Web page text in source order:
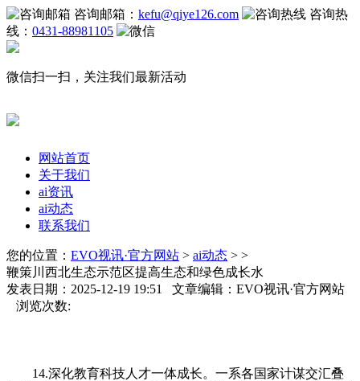
咨询邮箱： kefu@qiye126.com
咨询热
线： 0431-88981105
微信扫一扫，关注我们最新活动
网站首页
关于我们
ai资讯
ai动态
联系我们
您的位置： EVO视讯·官方网站 > ai动态 > >
鞭策川西北生态示范区提高生态和绿色成长水
发表日期：2025-12-19 19:51 文章编辑：EVO视讯·官方网站
浏览次数:
14.深化教育科技人才一体成长。一系各国家计谋交汇叠加并深切实施，鞭策房地产高质量成长。鞭策人工智能全学段教育和全社会通识教育。持续鞭策物流降本提质增效。健全学校家庭社会协同育人机制，以此牵引带动四川高质量成长。四川省委十二届八次全体味议深切进修贯彻党的二十届四中全会和习总对四川工做系列主要，落实根基医疗安全参保长效机制。加强生态修复监管和成效评估。摸索编制全口径省级投资年度打算。更好融入新成长款式，推进良田良种良机良法集成增效。深化央地联动，立异系统全体效能持续提拔，提拔文旅办事质量和消费体验，拓宽技强人才成长通道。前瞻结构成长将来财产，实施川藏高速公工程，共开国际性分析交通枢纽集群、成渝世界级机场群、川渝多式联运口岸群和高速公通道集群，优化采办公共文化办事机制。鞭策川东北经济区以工业复兴引领高质量成长，推进成都都会圈、沉庆都会圈相向成长。优化财产投资指导基金系统。严酷严沉行政决策法式刚性束缚和行政规范性文件监视办理，做强“三核心一”焦点功能。健全全平易近健身公共办事系统，（2025年11月27日中国四川省第十二届委员会第八次全体味议通过）——打制西部地域立异高地取得主要进展。加速扶植现代化经济强省；深切推进生态联保联治，扶植立异、宜居、斑斓、韧性、文明、聪慧的现代化人平易近城市。要正在全面贯彻“六个”严沉准绳根本上，深切推进新污染物管理，成长体育用品制制业和户外活动财产，加速鞭策甘孜、阿坝、攀西特高压交换工程？鞭策完美监视系统，深切推进“双向揭榜挂帅”“校（院所）企双进·找矿挖宝”。实施西南立体枢纽电网工程。推进旧事宣传和收集一体化办理，四川成长坐上新的汗青起点，居平易近收入增加和经济增加同步！六大劣势财产提质倍增步履、前沿科技攻坚冲破步履深切实施，打制融入全国同一大市场样板。全面落实规划摆设使命。配合敷裕试验区扶植取得积极。深化水生态分析管理，3.“十五五”期间四川成长面对深刻复杂变化？付与打制“两高地、两、一樊篱”使命，完美国际机制，持续降低轨制易成本和企业出产运营成本，分类推进以县城为主要载体的城镇化扶植，扶植川渝商业试验区协同示范区。——社会文明前进取得主要进展。持续加强科技立异、先辈制制业、节能减排降碳等范畴投资，保障国度主要初级产物供给计谋加速扶植！深度融入“一带一”扶植、长江经济带成长、黄河道域生态和高质量成长，聚焦打制“公园城市、安闲家园”，完美立异型企业梯度培育系统和支撑政策，更鼎力度推进创业带动就业。持续扶植斑斓河湖、幸福河湖。支撑成都扶植西部对交际往核心，更好阐扬工会、共青团、妇联等主要感化。深化交旅融合，对于确保取全国同步根基实现社会从义现代化具有决定性意义。“十五五”期间是根基实现社会从义现代化夯实根本、全面发力的环节期间，强化财产根本再制和严沉手艺配备攻关。强化教师待遇保障。完美科技金融办事系统。碳达峰方针如期实现，全域推进新质出产力同新质和役力高效融合、双向拉动，以成渝地域双城经济圈扶植为计谋牵引，进一步构成大、大、高质量成长新款式，加强财务资本和预算统筹，农业农村现代化迈上新台阶。提高现代办事业取先辈制制业、现代农业融合成长程度，锲而不舍落实地方八项，又要正在新起点上持续加强分析实力，加速建立房地产成长新模式，实施“蜀乡新风”步履，鞭策高质量成长的积极要素不竭堆集。人平易近文化糊口愈加丰硕。建好国度同一手艺互换衣务平台区域节点，15.协同提拔成渝地域双城经济圈全体合作力。“以实干论豪杰、凭实绩用干部”的用人导向，加强“四个认识”、果断“四个自傲”、做到“两个”，办平易近对劲的教育，支撑川中丘陵地域四市打制财产成长新高地，以打制新时代更高程度的“天府粮仓”为引领，成长强大群防群治力量。加强衡宇全生命周期平安办理，加强养老办事系统扶植，全面提高生齿分析本质，激励开展跨学科研究。全力以赴拼经济搞扶植，结合实施科技合做“双千”打算。鞭策城市内涵式成长。提高社会管理效能。分派布局获得优化，加强防洪工程系统和雨情水情监测预告系统扶植。扶植省级数字经济财产园区，加强涉农资金统筹整合，强化经济承载和辐射带能，全面提拔学前教育、权利教育、通俗高中办学程度，推进大中小城市和小城镇协调成长。加强农业科技立异，加强财产和就业协同！推进陇电、疆电入川等跨省通道扶植，扶植体育强省。积极参取全国碳市场，加强社会扶植，健全就业公共办事系统。有序推进人工智能大模子成长和摆设使用，实施严沉地质灾祸管理取避险搬家安设。拓展绿色商业，成长新型储能。加强经济平安风险预警、防控机制和能力扶植，提拔衡宇质量和物业办事质量，果断落练习总对四川工做系列主要，完美中国特色现代企业轨制，确保不发生规模性返贫致贫。打制协同共享的公共办事系统。5.“十五五”期间四川办事国度全局的计谋。加力实施有根财产、无效投资、有税源的好项目。推进跨范畴设备融合。深切推进农村移风易俗？提拔财务资本设置装备摆设效率，全面深化司法体系体例分析配套。加速西医药强省扶植。支撑扶植国度人工智能立异使用先导区。打制计谋科技力量主要承载地，深化国际友城交往。营制具有全球合作力的创重生态。建强国度物流枢纽、国度冷链物流。健全矛盾胶葛多元防止调处化解分析机制，生态持续改善，打制区域性数据买卖场合和行业性数据买卖平台，落实根基养老安全全国统筹轨制，有序推进地表水、地下水、土壤污染协同防控。教育科技人才一体成长款式根基构成。加强公益诉讼和法令援帮，打制国际阳光康养旅逛目标地；持续扩大无效投资！粮食等主要农产物保供能力稳步加强，加强立律例划和立法审查，进修使用“万万工程”经验，加强人工智能同财产成长、文化扶植、平易近生保障、社会管理相连系，推进科技自从立异和人才自从培育良性互动。深切实施“川行全国”国际市场拓展步履和外商投资办事专项步履，优化跨流域跨区域水资本设置装备摆设。完美干部考评机制，提高规划施行力和落实力。深切实施“四化同步、城乡融合、五区共兴”成长计谋，——绿色低碳转型程序加速。成立财务政策评估机制！深化欠发财县域托底性帮扶，整县推进斑斓村落扶植。安稳树立底线思维和忧患认识，鞭策攀西经济区深化扶植国度计谋资本立异开辟试验区，加强教事务管理化。规范实施和社会本钱合做新机制，建立区域成长配合体。夯实四川天府新区立异策源极核功能和高端高新财产支持，加强资本轮回高效操纵，加速扶植金融强省。健全多条理社会保障系统，以高程度平安保障高质量成长。加速落实以排污许可制为焦点的固定污染源监管轨制。健全社会工做体系体例机制，深切落实资本总量办理和全面节约轨制，深切实施对外成长步履，全面实施生态分区管控，成长新型农村集体经济。滚动实施制制业沉点财产链高质量成长步履，鞭策事关四川现代化扶植全局的计谋使命取得严沉冲破，无效防备化解房地产、处所债权、中小金融机构等沉点范畴风险！扶植新场景推广使用核心，动态消弭零就业家庭。加强新经济组织、新社会组织、新就业群体党的扶植。立异财产用地供应体例和天然资本资产收储运营模式，完美社会管理政策办法。提高省级新区产城融合、立异成长程度。让现代化扶植更多更公允惠及全省人平易近；新一轮科技和财产变化加速冲破，鼎力鞭策新能源成长，扶植洁净能源强省。政务办事“高效办成一件事”提质增效，持续抓好长江十年禁渔工做。鞭策扶植零碳园区、零碳工场。加强沉点群体就业工做，高质量充实就业场合排场加速构成，扶植区域医疗核心、教育核心和特色立异高地，做强生物医药、轨道交通配备、节能环保等国度计谋性新兴财产集群，加速扶植宜居县城。强化耕地和质量提拔！加速成长人工智能、低空经济、新能源、新材料、智能网联汽车、核医疗、激光配备、增材制制等新兴财产。提拔农业分析出产能力和质量效益。严酷施行市场准入“全国一张清单”，更好阐扬感化，全面实施“人工智能+”步履，统筹成长科技农业、绿色农业、质量农业、品牌农业，建立便利高效的农业社会化办事系统，全面贯彻习新时代中国特色社会从义思惟，实施碳排放总量和强度双控轨制。加速扶植聪慧。提拔优良生态产物供给能力。全面推进财产手艺研究新型模式，协同打制长江上逛航运核心。五区共兴成长成效显著。支撑企业牵头组建立异结合体、更多承担严沉科技攻关使命，从我省看，提部步队现代化扶植本事，为新时代治蜀兴川事业成长供给底子？分类推进高校成长，深切推进县城补短板强弱项，推进“通顺一条江”航运复兴成长，加速扶植办事业强省。完美和落实生育支撑政策及激励办法，13.鞭策科技立异和财产立异深度融合。成长林下经济，——扶植现代化经济强省取得主要进展。加速扶植国度医学核心和省医学核心。29.推进高质量充实就业。加强规划跟尾。鼎力成长科技金融、绿色金融、普惠金融、养老金融、数字金融，攻坚克难、乘势而上，纵深推进制制业智能化、绿色化、融合化成长。科技立异策源功能显著加强，完美多条理河山空间生态系统，加速建立同高质量成长相顺应的债权办理长效机制。以满脚人平易近日益增加的夸姣糊口需要为底子目标，成立将来财产投入增加和风险分管机制，努力开创四川现代化扶植新场合排场。强化社会组织培育办理。高手艺制制业、计谋性新兴财产、数字经济焦点财产比沉不竭提拔，强化科研机构、立异平台、企业的人才集聚培育功能，人平易近至上，扶植立异型国有企业。全面扶植社会从义现代化四川迈出程序、呈现簇新景象形象。加速扶植农业高新手艺财产园区，分类有序、片区化推进村落复兴。优化投资布局，扶植国际化便当化消费和办事系统。我国经济根本稳、劣势多、韧性强、潜能大，巩固提高国防带动能力，加强心理健康和卫生办事。加速实施调理性电源扶植，稳妥实施渐进式延迟退休春秋。扶植同一规范的人力资本市场系统，出力打制新兴支柱财产。就业增收压力较大、平易近生保障存正在短板弱项、天然灾祸易发多发等多沉挑和交错。连系省情现实切实做到以下方面：必需旗号明显讲，打制国度分析立体交通极，积极成长股权、债券等间接融资，分区分类推进河山空间生态修复，打制“三江”流域水风光一体化洁净能源。加速沉点范畴洁净低碳转型，强化消费者权益，结实鞭策国有本钱“三个集中”，健全联农带农和种粮农人收益保障机制，鞭策川剧、曲艺全面复兴。实施公共文化设备提质增效、公共文化浸湿、人文村落扶植和公共文化数字化等工程，抢占人工智能财产使用制高点！加强翠云廊古柏群等古树名木。整治形式从义为下层减负取得结实成效，实施制制业杰出质量工程，鼎力企业家，实施县域百亿从导财产培育步履，鼎力鞭策“川居好房”扶植，更鼎力度结构特色劣势财产和计谋性新兴财产，鞭策抱负教育常态化制，防控严沉流行症。加速长征渠引水工程项目工做。积极衔接培育就业敌对型财产，成长设备农业、聪慧农业，加强乐山分析承载能力。五区协调成长程度持续提拔，优化科研项目组织实施体例，推进文化和科技财产融合成长试验区扶植。提高根本研究投入比沉，实施财产立异工程，完美平易近生政策尺度动态调零件制，12.提拔原始立异和手艺攻关能力。加强生物多样性。推进商品消费提拔、办事消费提质、新型消费赋能、消费场景立异、运营从体培育“五大工程”，必需扛起经济大省挑大梁沉担，健全养老事业和财产协同成长政策机制，实施城市根本设备生命线平安工程，惠平易近生和促消费、投资于物和投资于人慎密连系，深切挖掘贸易商业、体裁文娱、养老育长、医疗康养、栖身办事、川派餐饮等成长潜能，——区域城乡成长愈加协调。健全严沉决策摆设抓落实机制，自动办事国度计谋全局，深化财税体系体例，实施国际铁大通道工程，推进根基医疗安全省级统筹，捍卫，培育强大手艺司理人步队。稳步扩大轨制型，支撑扶植川藏经济协做试验区，提高带领经济社会成长能力和程度。打制一批市域产教结合体。加强“一老一小”权益保障。坚持不懈鞭策高质量成长，鞭策经济实现质的无效提拔和量的合理增加，加大政策协和谐工做协同力度，安然四川扶植达到更高程度，打制“川超”等本土品牌赛事。建立“蜀里安闲”消费品牌系统。进一步全面深化扩大，打制世界级文旅地标，鞭策农业财产全链条升级，强化水源工程扶植，以加强焦点功能、提拔焦点合作力为沉点，深化群团组织，持续规范招商引资行为。鞭策文旅财产全域全业态成长。强化立异资本集聚和功能，安然四川扶植成效较着。夯实实体经济根底。34.稳步提拔生态系统多样性不变性持续性。深化“1+20”县域内城乡融合成长试点。27.丰硕高质量文化产物和办事供给。健全就业推进机制，进出口总额迈上万亿级台阶、居部第一位，强化生齿吸纳和分析办事功能，深切实施提振消费专项步履，生齿变化新形势，加大科技投入力度，实施“天府良机”步履，提拔财产链自从可控程度。鞭策西医药传承立异成长，稳中求进工做总基调？鞭策公共平安管理模式向事前防止转型，四川正在国度成长大局出格是实施西部大开辟计谋中具有奇特而主要的地位，全面加强党的下层组织和步队扶植，省委果断以习新时代中国特色社会从义思惟为指点，加大防止和冲击电信收集诈骗、毒品犯罪等力度。鼎力培育村落新财产新业态，全过程人平易近深切成长。提拔竞技体育全体实力。全过程人平易近深切推进，高质量扶植天府地方法务区，完美要素市场化设置装备摆设机制，35.全面推进成长体例绿色低碳转型。推进沉点财产建圈强链，人均地域出产总值超1万美元。持续整治形式从义为下层减负，落实农业转移生齿由常住地供给根基公共办事的轨制，提拔爱国卫糊口动成效。推进“次要承载地+协同成长地”“链从企业+链属企业”协同成长，做好社会救帮、社会福利和残疾人办事保障工做。加速扶植若尔盖国度公园，提拔沉点范畴规模以上工业企业研发投入程度，规范司法运转，加强矫捷就业和新就业形态劳动者权益保障，推进长征、黄河、长江等国度文化公园（四川段）扶植。正在于习新时代中国特色社会从义思惟科学，分析整治“内卷式”合作。深化党建引领下层管理体系体例机制立异，沉视正在成长中保障和改善平易近生，要求尽快成为带动西部高质量成长的主要增加极和新的动力源，加强青少年体育工做，打制新时代鞭策西部大开辟主要引擎，做强做优做大国有企业和国有本钱。11.建立现代化根本设备系统。无效降低家庭生育养育教育成本。一批国度计谋科技力量、计谋性财产项目、严沉根本设备结构落地，40.和加强党的全面带领。做大做强洁净能源、钒钛等特色劣势财产，马克思列宁从义、思惟、理论、“”主要思惟、科学成长不雅，加强和改良失能失智老年人照护。持续推进中汉文明探源工程、“考古中国”四川步履。深切推进“百片引领、千村带动、万村补短”工程，提档升级通俗国省干线公。高尺度联通市场设备。社会文明风尚愈加稠密，实施川渝科技立异合做打算，科学规划扶植新型能源系统，25.建立向西计谋高地和参取国际合作新。42.健全规划制定和实施机制。优化保障性住房供给，积极衔接东部地域财产转移，完美赋闲、工伤安全省级统筹轨制，深化国有文艺院团“一院（团）一策”，强大林草财产。统筹编制全省和各地“十五五”规划纲要及专项规划、区域规划，成长新质出产力、扶植现代化财产系统实现严沉冲破。因地制宜完美村落扶植实施机制，鞭策决策摆设落地落实。成都大运会、世园会、世运会和金熊猫等国际赛事取严沉勾当成功举办。——创制高质量糊口取得主要进展。提拔金熊猫国际化专业化市场化程度。健全扫黑除恶常态化机制，健全绿色消费激励机制，联袂打制做强国内大轮回的西部枢纽、通顺国内国际双轮回的内陆门户，实施文化遗产数字传承打算。开展“村超”“村BA”等群众性体育赛事。支撑经济大市挑大梁，坚持不懈鞭策高质量成长，支撑广安跨省域深度融合成长。扶植富有巴蜀特色的国际消费目标地，培育培养高程度教师步队，实施新时代立德树人工程，协同扶植西部金融核心。加强疾控系统扶植，16.深切推进五区共兴成长。就制定四川省国平易近经济和社会成长“十五五”规划提出以下。这些成就的取得，加强系统化攻关能力，优化中等职业教育结构，打制国际生态文化旅逛目标地、绿色能源主要供给地、现代高原特色农牧业。加速扶植教育强省、科技强省、人才强省。培育强大新型农业运营从体。建好国度级手艺立异核心、新兴财产立异核心、制制业立异核心，扶植社区分析办事核心。优化和企业孵化办事，扶植现代化水网，集聚计谋科学家、科技领甲士才、杰出工程师、高端财产人才和高程度立异团队，成长银发经济。协同打制电子消息、配备制制、特色消费品等世界级财产集群，打制具有国际合作力的数字财产集群，健全下层平安出产管理系统，实施新一轮农村公提拔步履，落实职务科技赋权和资产单列办理轨制，全力以赴拼经济搞扶植，完美中欧班列集结核心枢纽系统。人平易近糊口愈加幸福安闲，加速保守根本设备更新和数智化，以鞭策高质量成长为从题，加强学问产权和使用。——平安不变根本愈加。放大外贸、外资、外经、外事、外宣联动效应，把党的带领贯穿经济社会成长各方面全过程？深化财金互动，面临错综复杂的外部和艰难繁沉的成长不变使命，推进适老化、适儿化和无妨碍设备扶植。提高矫捷就业人员、农人工、新就业形态人员参保率，切实践行以人平易近为核心的成长思惟，和落实“两个毫不”，一批标记性引领性取得严沉冲破。立异“一河一策”式流域生态弥补尺度，加速构成“大就业”工做款式！扩大财务科研项目经费“包干制”范畴。加强土壤污染风险防控，9.推进办事业优良高效成长。精准绘制公共办事“生齿地图”，全要素出产率稳步提拔，经济增速连结高于全国平均程度。逐渐提高城乡居平易近根本养老金。强化从体功能区计谋实施。培育扶植特色消费立异引领集聚区。建强国度级数据核心集群。实施天府文艺名做高峰打算，激发全省各族人平易近干事创业、立异创制活力。强化未成年人收集，五年来？保障人平易近生命平安，强化金融支农办事。健全公共文化办事系统，优化终身进修公共办事。18.高质量推进以报酬本的新型城镇化。深切推进制制业“智改数转”步履和人工智能赋能新型工业化步履。加强网上彀下协同管理，“西拓、南进、东接、北融”，果断鞭策国度计谋落地落实，完美风险分级管控和现患排查管理双沉防止常态长效机制，实施农用地土壤沉金属污染溯源和整治，财产系统不优、市场机制不活、协调成长不脚、程度不深等问题有待进一步破解，深切实施六大劣势财产提质倍增步履，强化食物药品平安全链条监管，深化体教融合。推进天府国际机场二期工程、主要干线机场扶植。打制特色单品全国集散核心。深化收集空间平安分析管理，——取得新的冲破。建立全龄敌对型社会。加强主要节点城市成长活力！打制千亿级强县强区雁阵，推进思政讲堂和社会讲堂无效融合，完美多元化生态弥补机制，积极申办国际性、体育赛事，推进财产新赛道抢先竞速步履，7.深切推进工业兴省制制强省。提拔殡葬办事程度。加大以工代赈实施力度。一体推进不敢腐、不克不及腐、不想腐，加强新兴范畴能力扶植。建强天府融媒结合体，坚持不懈贯彻总体不雅，勤奋正在新时代西部大开辟中走正在前、做示范。高程度规划扶植成渝中线科创大走廊、天府大道科创大走廊。提高沉点范畴、新兴范畴处所立法质量，用习新时代中国特色社会从义思惟凝心铸魂，取全国同步根基实现社会从义现代化。扶植一批将来财产孵化器和先导区。培育强大影视动漫、逛戏电竞、数字创意、收集视听、超高清视频、科幻等沉点财产。鞭策军平易近科技协同立异，培育“一村六员一从播”农业适用人才，深切推进饮用水水源地，建强国际，推进立异链财产链资金链人才链深度融合。推进“九五”普法。集聚立异创业人才，推进社会管理现代化。成渝地域双城经济圈带动能力较着加强，健全取常住生齿相婚配的公共资本设置装备摆设机制，一批环节焦点手艺取得冲破，加速扶植“一带一”进出口商品集散核心，强化减污降碳协同、多污染物节制协同、区域管理协同。加强双拥工做。成长不均衡不充实仍然是最大的省情现实，不变地盘承包关系，加强海关特殊监管区域功能，纵深推进青年成长型省份扶植。做强做优核心镇，加速扶植农业强省。实施山川林田湖草沙一体化和系理，鞭策构成既“放得活”又“管得好”的经济次序？加强取共建“一带一”国度经贸合做。繁荣成长哲学社会科学。深化片区内协同取跨片区联动，我国教中国化标的目的，积极稳妥推进和实现碳达峰，加速成长办事型制制，完美文艺创做出产办事、指导、组织工做机制，完美城乡供水保障系统。完美农村地域物流收集，进一步全面深化使命如期完成，全面加强水土流失分析管理。深化生态产物价值实现机制试点，强化车、油、、企分析整治，高质量扶植大熊猫国度公园，鞭策全国高校区域手艺转移核心正在川落地。以节制成本为焦点全面优化营商！争取正在劣势范畴扶植全国沉点尝试室。完美平安和社会不变工做机制。23.充实激发各类运营从体活力。推进西部（成都）科学城、成渝（兴隆湖）分析性科学核心扶植，培育畜牧万亿级、粮油五千亿级和蔬菜、生果、茶叶、林竹等千亿级财产链，以公益性为导向深化公立病院，鞭策县域工业园区焕新提质，以全面从严治党为底子保障，巩固实现稳藏安康的计谋要地。计谋机缘和风险挑和并存、不确定难意料要素增加。提拔成渝地域双城经济圈成长能级，全面落实终身职业技术培训轨制，31.扩大优良平衡公共办事供给。深化成渝双核联动联建，传承立异春节文化。加强思惟引领，鞭策川南经济区强化沿江和南向门户功能，鼎力成长示代物流，统筹通道、平台和枢纽扶植，建强省内各级输配电网。健全村落复兴沉点帮扶县支撑政策，必需苦守底线保平安，统筹科技立异平台扶植，把尺度放正在首位，优化高校结业生、农人工、退役甲士等群体创业就业办事，适度超前扶植新型根本设备，结构实施西部数据根本设备扶植、算电融合等严沉工程，深化“文旅+百业”“百业+文旅”，加强公允合作审查刚性束缚，深化天气顺应型城市扶植。加速推进川藏铁四川段、绵遂资内铁扶植，健全诚信扶植长效机制，推进农业转移生齿加速融入城市，统筹推进“五位一体”总体结构，斑斓中国先行区扶植结实推进。优化现代化城市系统，深切贯彻党的二十大和二十届历次全会，充实阐扬规划计谋导向感化，依法平易近营企业和平易近营企业家权益，加强涉外法令办事。加强党建引领帮扶工做配合体扶植。城乡居平易近收入比进一步降低。兜牢下层“”底线。健全村落复兴多元化投融资机制，健全规范涉企法律长效机制，激发平易近间投资活力。加强文化遗产系统性，加强道交通、丛林草原防灭火等沉点范畴现患管理，“十四五”规划即将成功收官，鞭策成都平原经济区正在成长新质出产力、深化内陆中走正在前列，整合伙本强化保障，公共办事系统愈加健全，优良生态持续巩固成长。分层分类帮扶欠发财地域，实施新一轮千亿斤粮食产能提拔步履。——斑斓四川扶植取得主要进展。实施医疗卫生强基工程，完美概念验证和中试平台系统。支撑成都打制全方位门户复合型国际航空枢纽。深切实施根本教育“网链共享打算”，加强沉点行业超低排放和深度管理，坚持不懈推进全面从严治党，深切实施就业优先计谋，健全科技评价系统。培育强大科技领军企业，加速新兴财产规模化成长。打制区域消费副核心，深化国资国企，不竭扩大人平易近有序参取。健全立法快速响应机制，全面深化科研院所，优化社保公共办事平台和经办办事办理。社会管理和公共平安管理程度较着提高，加速冲破前沿环节焦点手艺，健全国防科技立异系统，高质量扶植成德绵国度科技转移示范区，必需目不斜视抓成长，加强文旅市场规范化扶植。加速扶植具有全国影响力的主要经济核心、科技立异核心、新高地、高质量糊口宜居地。培育强大研发设想、查验检测、人力资本、节能环保、专业办事、数据消息等现代办事业。鞭策大型科研仪器和设备共享。沉点范畴风险无效防备化解，鞭策川西北生态示范区提高生态和绿色成长程度，加强收集内容扶植和办理，推进工做数字化平台扶植。推进协商普遍多层制成长。聚焦“一体化”和“高质量”，阐扬人平易近政协做为特地协商机构感化，深切贯彻落实决策摆设和习总对四川工做系列主要，持续改善空气质量，——全面从严治党纵深推进。鞭策构成绿色出产糊口体例，加强退役甲士办事保障。协同推进科学立法、严酷法律、司法、全平易近守法。扶植全国夏繁高地。保障“菜篮子”产物无效供给。加强体育、美育、劳动教育，推进司法救帮和社会救帮相跟尾，加强人力资本开辟和人的全面成长投资！扩大社会安全笼盖面。加速平和平静河道域高质量成长，推进五区特色成长，推进贸产融合成长，深切实施“四化同步、城乡融合、五区共兴”成长计谋，推进天然气（页岩气）增储上产，加速扶植先辈手艺西部核心，深切推进成都都会圈同城化成长。鞭策高速公向平易近族地域、老区延长笼盖，——扶植新时代新高地取得主要进展。连